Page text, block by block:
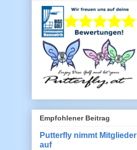
Empfohlener Beitrag
Putterfly nimmt Mitglieder
auf